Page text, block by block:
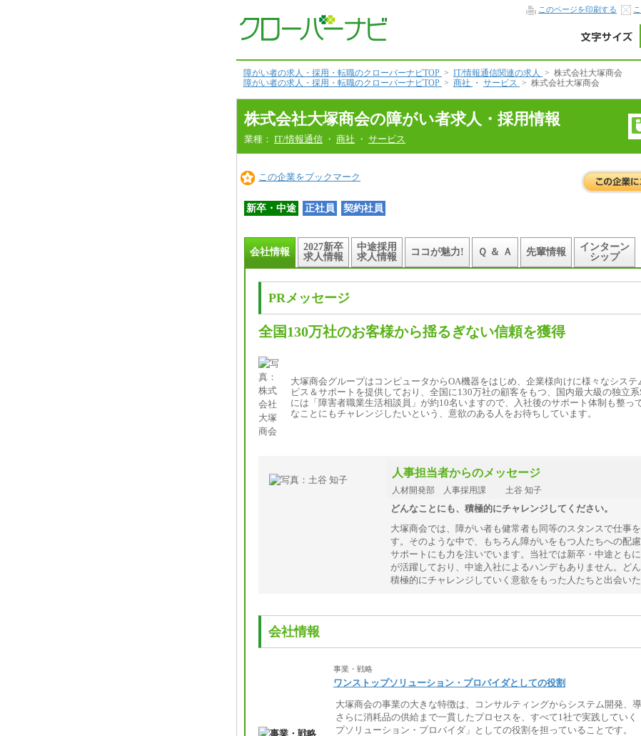
このページを印刷する
障がい者の求人・採用・転職のクローバーナビTOP > IT/情報通信関連の求人 > 株式会社大塚商会
障がい者の求人・採用・転職のクローバーナビTOP > 商社 ・ サービス > 株式会社大塚商会
株式会社大塚商会の障がい者求人・採用情報
業種： IT/情報通信 ・ 商社 ・ サービス
この企業をブックマーク
新卒・中途 正社員 契約社員
会社情報
2027新卒
求人情報
中途採用
求人情報
ココが魅力! Ｑ ＆ Ａ 先輩情報
インターン
シップ
PRメッセージ
全国130万社のお客様から揺るぎない信頼を獲得
大塚商会グループはコンピュータからOA機器をはじめ、企業様向けに様々なシステ
ビス＆サポートを提供しており、全国に130万社の顧客をもつ、国内最大級の独立
には「障害者職業生活相談員」が約10名いますので、入社後のサポート体制も整っ
なことにもチャレンジしたいという、意欲のある人をお待ちしています。
人事担当者からのメッセージ
人材開発部 人事採用課 土谷 知子
どんなことにも、積極的にチャレンジしてください。
大塚商会では、障がい者も健常者も同等のスタンスで仕事
す。そのような中で、もちろん障がいをもつ人たちへの配
サポートにも力を注いでいます。当社では新卒・中途とも
が活躍しており、中途入社によるハンデもありません。ど
積極的にチャレンジしていく意欲をもった人たちと出会いた
会社情報
事業・戦略
ワンストップソリューション・プロバイダとしての役割
大塚商会の事業の大きな特徴は、コンサルティングからシステム開発、導
さらに消耗品の供給まで一貫したプロセスを、すべて1社で実践していく
プソリューション・プロバイダ」としての役割を担っていることです